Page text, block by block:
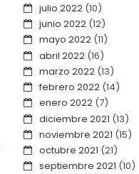
julio 2022(10)
junio 2022(12)
mayo 2022(11)
abril 2022(16)
marzo 2022(13)
febrero 2022(14)
enero 2022(7)
diciembre 2021 (13)
noviembre 2021 (15)
octubre 2021 (21)
septiembre 2021 (10)